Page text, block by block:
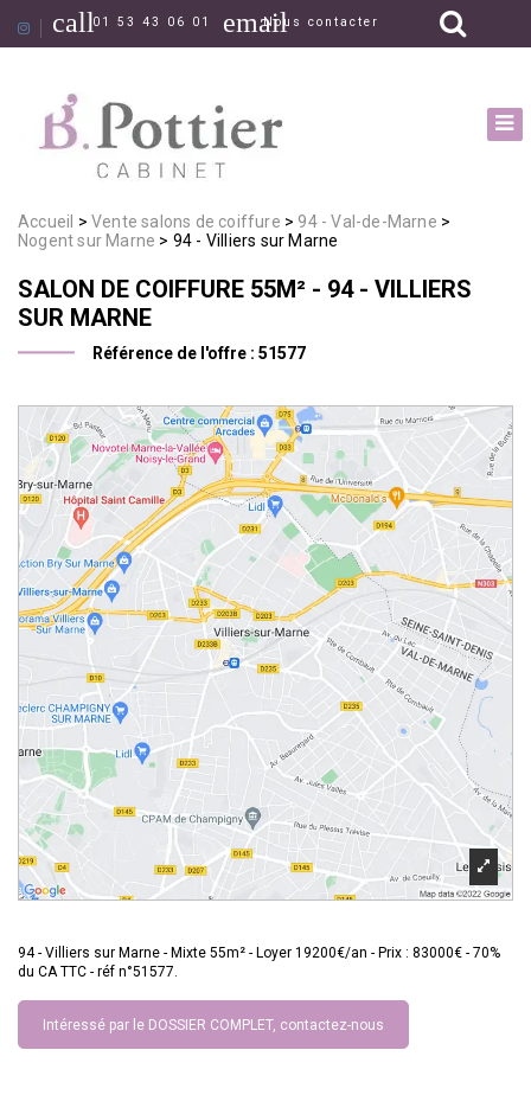
call01 53 43 06 01 emailNous contacter
Accueil Vente salons de coiffure
94 - Val-de-Marne
Nogent sur Marne
94 - Villiers sur Marne
SALON DE COIFFURE 55M² - 94 - VILLIERS
SUR MARNE
Référence de l'offre : 51577
94 - Villiers sur Marne - Mixte 55m² - Loyer 19200€/an - Prix : 83000€ - 70%
du CA TTC - réf n°51577.
Intéressé par le DOSSIER COMPLET, contactez-nous